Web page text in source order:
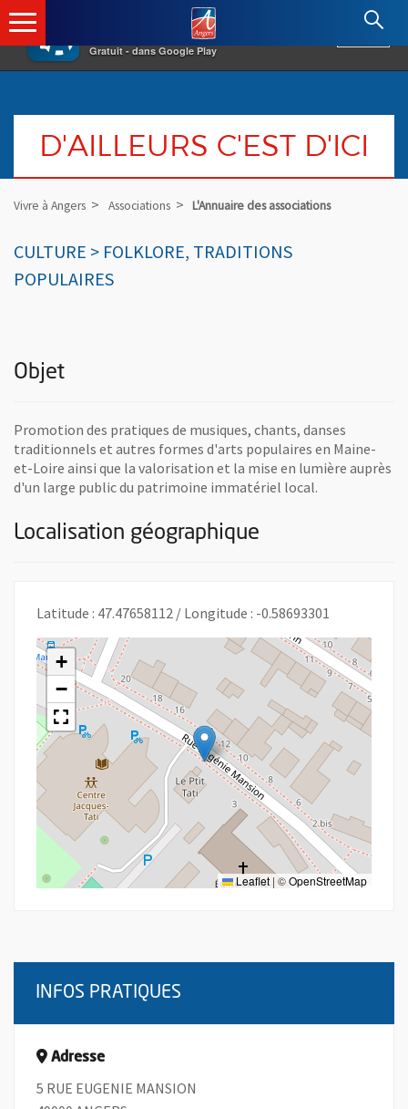
×
Gratuit - dans Google Play
Angers.fr : Retour à l'accueil
D'AILLEURS C'EST D'ICI
Vivre à Angers Associations L'Annuaire des associations
CULTURE > FOLKLORE, TRADITIONS
POPULAIRES
Objet
Promotion des pratiques de musiques, chants, danses
traditionnels et autres formes d'arts populaires en Maine-
et-Loire ainsi que la valorisation et la mise en lumière auprès
d'un large public du patrimoine immatériel local.
Localisation géographique
Latitude : 47.47658112 / Longitude : -0.58693301
+
−
Leaflet | ©OpenStreetMap
INFOS PRATIQUES
Adresse
5 RUE EUGENIE MANSION